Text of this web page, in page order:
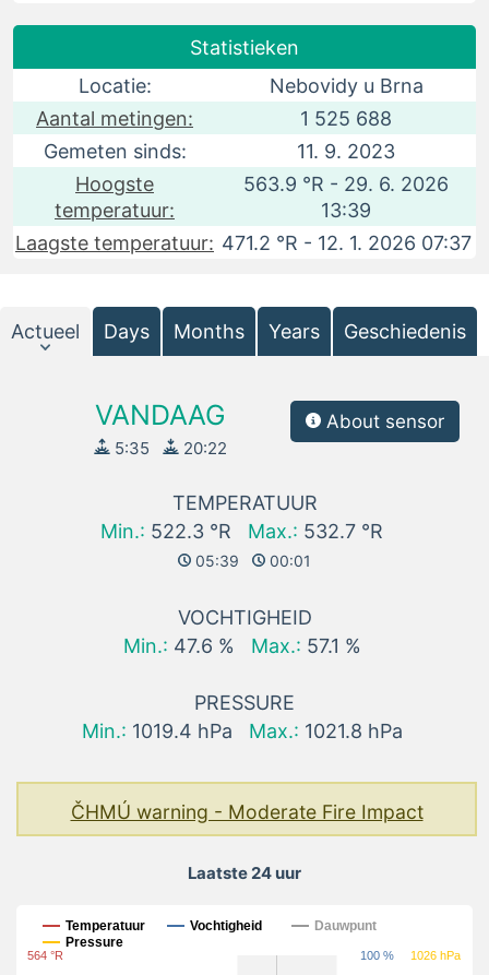
Statistieken
Locatie:
Nebovidy u Brna
Aantal metingen:
1 525 688
Gemeten sinds:
11. 9. 2023
Hoogste
temperatuur:
563.9 °R - 29. 6. 2026
13:39
Laagste temperatuur: 471.2 °R - 12. 1. 2026 07:37
Actueel Days Months Years Geschiedenis
About sensor
VANDAAG
5:35 20:22
TEMPERATUUR
Min.: 522.3 °R Max.: 532.7 °R
05:39 00:01
VOCHTIGHEID
Min.: 47.6 % Max.: 57.1 %
PRESSURE
Min.: 1019.4 hPa Max.: 1021.8 hPa
ČHMÚ warning - Moderate Fire Impact
Laatste 24 uur
Laatste 24 uur
Temperatuur Vochtigheid
Dauwpunt
Pressure
564 °R 100 % 1026 hPa